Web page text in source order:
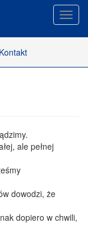
strony
Kontakt
ale pełnej
dowodzi, że
dopiero w chwili,